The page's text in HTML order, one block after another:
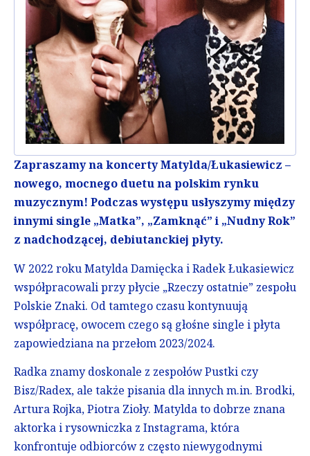
Zapraszamy na koncerty Matylda/Łukasiewicz –
nowego, mocnego duetu na polskim rynku
muzycznym! Podczas występu usłyszymy między
innymi single „Matka”, „Zamknąć” i „Nudny Rok”
z nadchodzącej, debiutanckiej płyty.
W 2022 roku Matylda Damięcka i Radek Łukasiewicz
współpracowali przy płycie „Rzeczy ostatnie” zespołu
Polskie Znaki. Od tamtego czasu kontynuują
współpracę, owocem czego są głośne single i płyta
zapowiedziana na przełom 2023/2024.
Radka znamy doskonale z zespołów Pustki czy
Bisz/Radex, ale także pisania dla innych m.in. Brodki,
Artura Rojka, Piotra Zioły. Matylda to dobrze znana
aktorka i rysowniczka z Instagrama, która
konfrontuje odbiorców z często niewygodnymi